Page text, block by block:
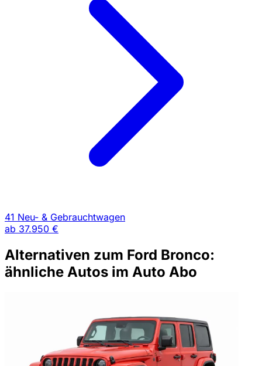
41 Neu- & Gebrauchtwagen
ab 37.950 €
Alternativen zum Ford Bronco:
ähnliche Autos im Auto Abo